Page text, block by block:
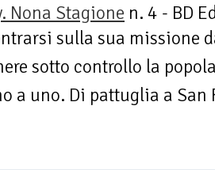
Nona Stagione n. 4 - BD
sulla sua missione
sotto controllo la
a uno. Di pattuglia a San